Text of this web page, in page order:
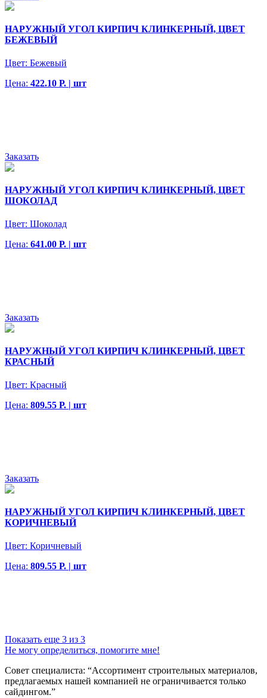
НАРУЖНЫЙ УГОЛ КИРПИЧ КЛИНКЕРНЫЙ, ЦВЕТ
БЕЖЕВЫЙ
Цвет: Бежевый
Цена: 422.10 Р. | шт
Заказать
НАРУЖНЫЙ УГОЛ КИРПИЧ КЛИНКЕРНЫЙ, ЦВЕТ
ШОКОЛАД
Цвет: Шоколад
Цена: 641.00 Р. | шт
Заказать
НАРУЖНЫЙ УГОЛ КИРПИЧ КЛИНКЕРНЫЙ, ЦВЕТ
КРАСНЫЙ
Цвет: Красный
Цена: 809.55 Р. | шт
Заказать
НАРУЖНЫЙ УГОЛ КИРПИЧ КЛИНКЕРНЫЙ, ЦВЕТ
КОРИЧНЕВЫЙ
Цвет: Коричневый
Цена: 809.55 Р. | шт
Показать еще 3 из 3
Не могу определиться, помогите мне!
Совет специалиста: “Ассортимент строительных материалов,
предлагаемых нашей компанией не ограничивается только
сайдингом.”